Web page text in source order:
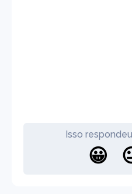
Isso
😀